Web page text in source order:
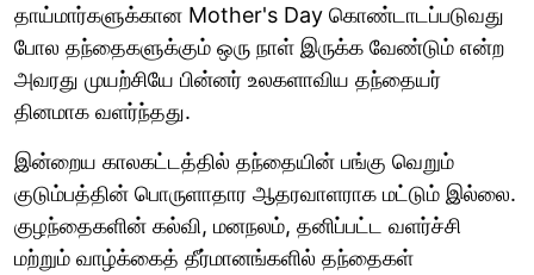
தாய்மார்களுக்கான Mother's Day கொண்டாடப்படுவது
போல தந்தைகளுக்கும் ஒரு நாள் இருக்க வேண்டும் என்ற
அவரது முயற்சியே பின்னர் உலகளாவிய தந்தையர்
தினமாக வளர்ந்தது.
இன்றைய காலகட்டத்தில் தந்தையின் பங்கு வெறும்
குடும்பத்தின் பொருளாதார ஆதரவாளராக மட்டும் இல்லை.
குழந்தைகளின் கல்வி, மனநலம், தனிப்பட்ட வளர்ச்சி
மற்றும் வாழ்க்கைத் தீர்மானங்களில் தந்தைகள்